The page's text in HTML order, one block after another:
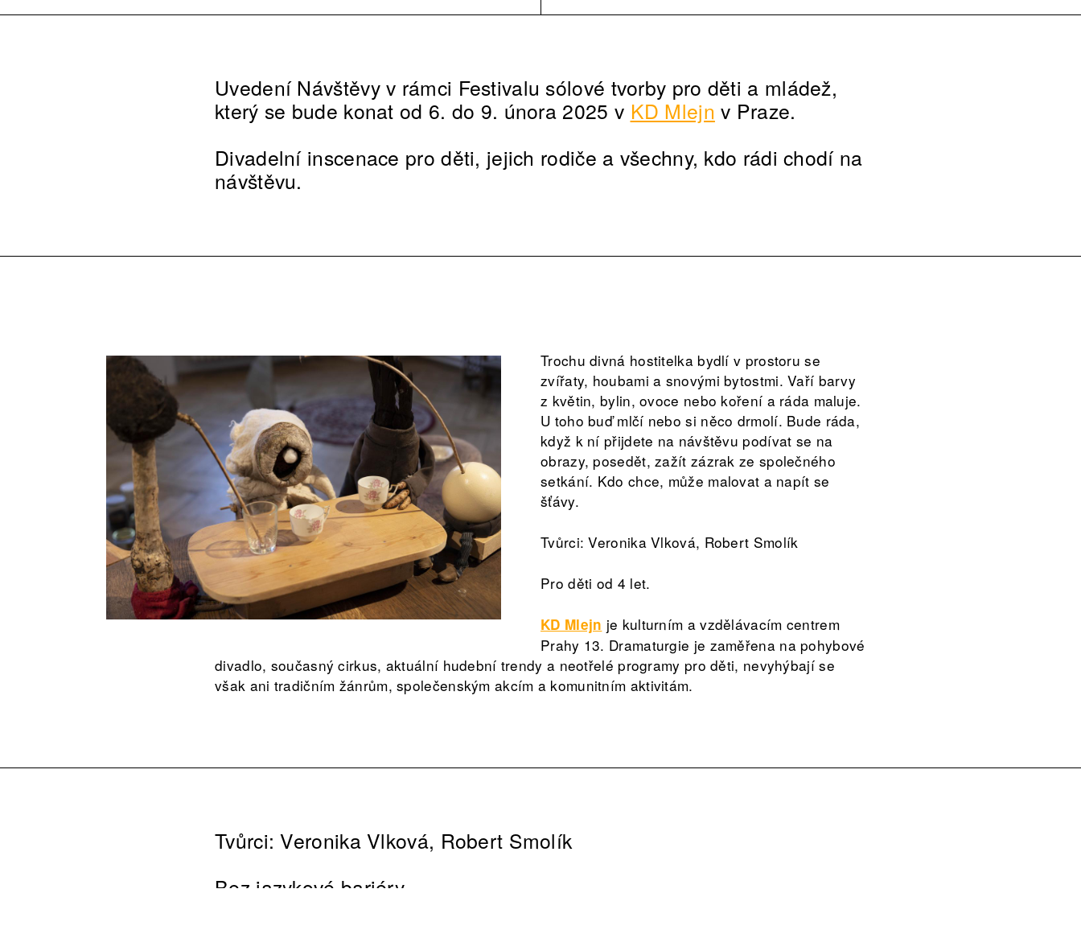
Uvedení Návštěvy v rámci Festivalu sólové tvorby pro děti a mládež,
který se bude konat od 6. do 9. února 2025 v KD Mlejn v Praze.
Divadelní inscenace pro děti, jejich rodiče a všechny, kdo rádi chodí na
návštěvu.
Trochu divná hostitelka bydlí v prostoru se
zvířaty, houbami a snovými bytostmi. Vaří barvy
z květin, bylin, ovoce nebo koření a ráda maluje.
U toho buď mlčí nebo si něco drmolí. Bude ráda,
když k ní přijdete na návštěvu podívat se na
obrazy, posedět, zažít zázrak ze společného
setkání. Kdo chce, může malovat a napít se
šťávy.
Tvůrci: Veronika Vlková, Robert Smolík
Pro děti od 4 let.
KD Mlejn je kulturním a vzdělávacím centrem
Prahy 13. Dramaturgie je zaměřena na pohybové
divadlo, současný cirkus, aktuální hudební trendy a neotřelé programy pro děti, nevyhýbají se
však ani tradičním žánrům, společenským akcím a komunitním aktivitám.
Tvůrci: Veronika Vlková, Robert Smolík
Bez jazykové bariéry